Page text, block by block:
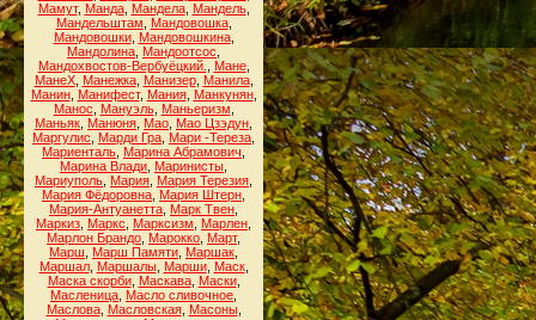
Мамут, Манда, Мандела, Мандель,
Мандельштам
Мандовошка,
Мандовошки, Мандовошкина,
Мандолина Мандоотсос
Мандохвостов-Вербуёцкий.
Мане,
МанеХ, Манежка, Манизер, Манила,
Манин, Манифест, Мания, Манкунян,
Манос
Мануэль, Маньеризм
Маньяк Манюня Мао Мао Цзэдун
Маргулис
Марди Гра Мари -Тереза
Мариенталь Марина Абрамович
Марина Влади Маринисты
Мариуполь Мария Мария Терезия
Мария Фёдоровна Мария Штерн
Мария-Антуанетта Марк Твен
Маркиз Маркс Марксизм Марлен
Марлон Брандо Марокко Март,
Марш
Марш Памяти Маршак
Маршал, Маршалы, Марши, Маск,
Маска скорби, Маскава, Маски,
Масленица Масло сливочное
Маслова, Масловская, Масоны,